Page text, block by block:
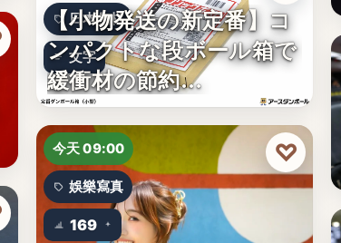
日本包材
文字
【小物発送の新定番】コ
ンパクトな段ボール箱で
緩衝材の節約…
今天 09:00
娛樂寫真
169
♡